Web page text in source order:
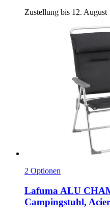
Zustellung bis 12. August
2 Optionen
Lafuma ALU
Campingstuhl, Acier